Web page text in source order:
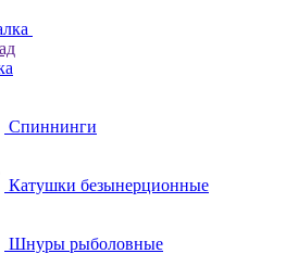
Спиннинги
Катушки безынерционные
Шнуры рыболовные